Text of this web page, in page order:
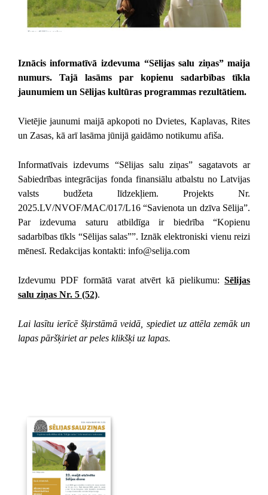
Iznācis informatīvā izdevuma “Sēlijas salu ziņas” maija
numurs. Tajā lasāms par kopienu sadarbības tīkla
jaunumiem un Sēlijas kultūras programmas rezultātiem.
Vietējie jaunumi maijā apkopoti no Dvietes, Kaplavas, Rites
un Zasas, kā arī lasāma jūnijā gaidāmo notikumu afiša.
Informatīvais izdevums “Sēlijas salu ziņas” sagatavots ar
Sabiedrības integrācijas fonda finansiālu atbalstu no Latvijas
valsts budžeta līdzekļiem. Projekts Nr.
2025.LV/NVOF/MAC/017/L16 “Savienota un dzīva Sēlija”.
Par izdevuma saturu atbildīga ir biedrība “Kopienu
sadarbības tīkls “Sēlijas salas””. Iznāk elektroniski vienu reizi
mēnesī. Redakcijas kontakti: info@selija.com
Izdevumu PDF formātā varat atvērt kā pielikumu:Sēlijas
salu ziņas Nr. 5 (52).
Lai lasītu ierīcē šķirstāmā veidā, spiediet uz attēla zemāk un
lapas pāršķiriet ar peles klikšķi uz lapas.